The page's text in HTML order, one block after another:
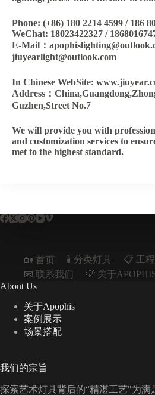
Phone: (+86) 180 2214 4599 / 186
WeChat: 18023422327 /
E-Mail：
jiuyearlight@outlook.com
In Chinese WebSite:
Address：
Guzhen,Street No.7
We will provide you with
and customization services to
met to the highest standard.
🏡 首页 🕯️ 分类灯具
📋︎ 工
📧 联系我们
💡 关于
About Us
关于Apophis
案例展示
场景搭配
我们的宗旨
探索艺术灯具背后的“精湛工艺"为满